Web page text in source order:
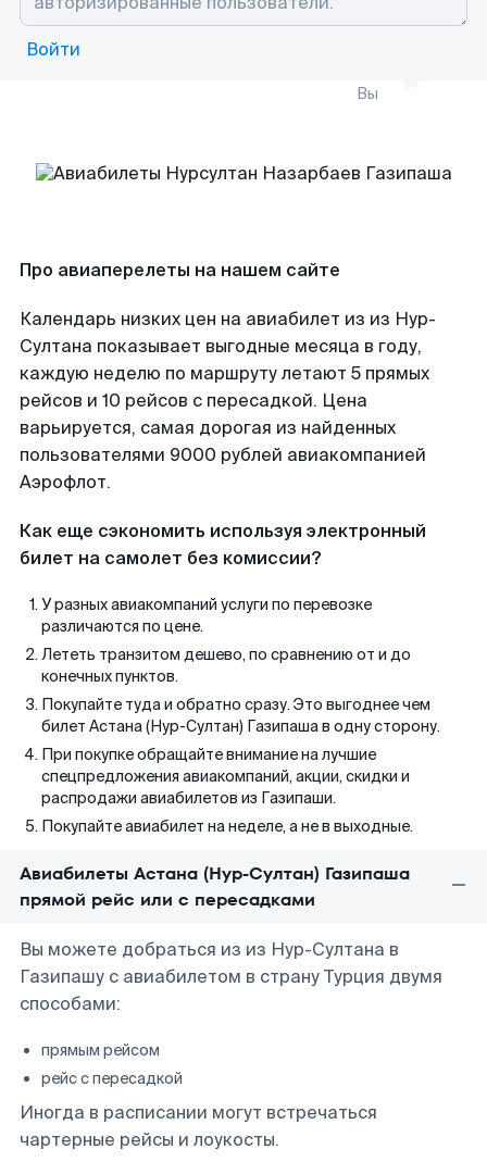
Войти
Вы
Про авиаперелеты на нашем сайте
Календарь низких цен на авиабилет из из Нур-
Султана показывает выгодные месяца в году,
каждую неделю по маршруту летают 5 прямых
рейсов и 10 рейсов с пересадкой. Цена
варьируется, самая дорогая из найденных
пользователями 9000 рублей авиакомпанией
Аэрофлот.
Как еще сэкономить используя электронный
билет на самолет без комиссии?
У разных авиакомпаний услуги по перевозке
различаются по цене.
Лететь транзитом дешево, по сравнению от и до
конечных пунктов.
Покупайте туда и обратно сразу. Это выгоднее чем
билет Астана (Нур-Султан) Газипаша в одну сторону.
При покупке обращайте внимание на лучшие
спецпредложения авиакомпаний, акции, скидки и
распродажи авиабилетов из Газипаши.
Покупайте авиабилет на неделе, а не в выходные.
Авиабилеты Астана (Нур-Султан) Газипаша
прямой рейс или с пересадками
Вы можете добраться из из Нур-Султана в
Газипашу с авиабилетом в страну Турция двумя
способами:
прямым рейсом
рейс с пересадкой
Иногда в расписании могут встречаться
чартерные рейсы и лоукосты.